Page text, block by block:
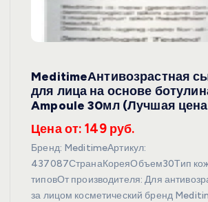
MeditimeАнтивозрастная
для лица на основе
Ampoule 30мл (Лучшая
Цена от: 149 руб.
Бренд: MeditimeАртикул:
437087СтранаКореяОбъем30Тип
типовОт производителя: Для
за лицом косметический бренд